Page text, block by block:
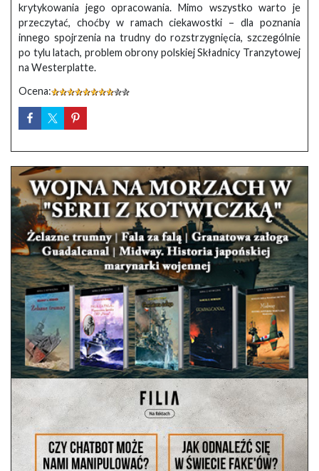
krytykowania jego opracowania. Mimo wszystko warto je
przeczytać, choćby w ramach ciekawostki – dla poznania
innego spojrzenia na trudny do rozstrzygnięcia, szczególnie
po tylu latach, problem obrony polskiej Składnicy Tranzytowej
na Westerplatte.
Ocena: